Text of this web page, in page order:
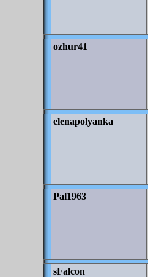
ozhur41
elenapolyanka
Pal1963
sFalcon